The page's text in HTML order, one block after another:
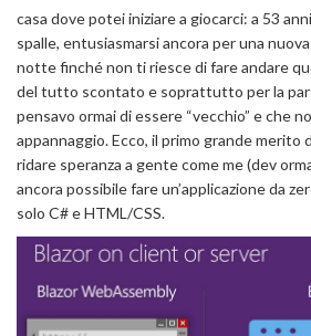
casa dove potei iniziare a giocarci: a 53
spalle, entusiasmarsi ancora per una
notte finché non ti riesce di fare andare
del tutto scontato e soprattutto per la
pensavo ormai di essere “vecchio” e che
appannaggio. Ecco, il primo grande merito
ridare speranza a gente come me (dev
ancora possibile fare un’applicazione da
solo C# e HTML/CSS.